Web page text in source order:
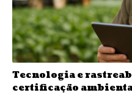
Tecnologia e
certificação